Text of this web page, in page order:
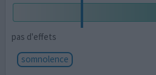
pas d'effets
somnolence